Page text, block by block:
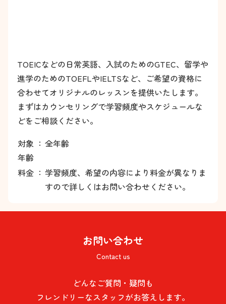
TOEICなどの日常英語、入試のためのGTEC、留学や
進学のためのTOEFLやIELTSなど、ご希望の資格に
合わせてオリジナルのレッスンを提供いたします。
まずはカウンセリングで学習頻度やスケジュールな
どをご相談ください。
対象
年齢
： 全年齢
料金 ： 学習頻度、希望の内容により料金が異なりま
すので詳しくはお問い合わせください。
お問い合わせ
Contact us
どんなご質問・疑問も
フレンドリーなスタッフがお答えします。